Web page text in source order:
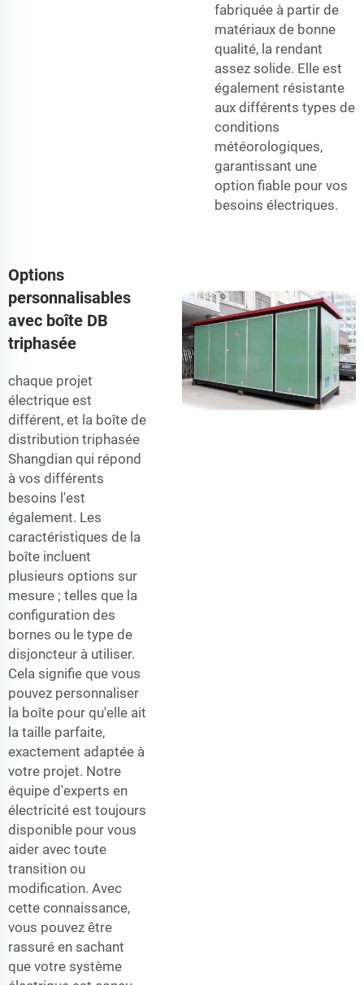
fabriquée à partir de
matériaux de bonne
qualité, la rendant
assez solide. Elle est
également résistante
aux différents types de
conditions
météorologiques,
garantissant une
option fiable pour vos
besoins électriques.
Options
personnalisables
avec boîte DB
triphasée
chaque projet
électrique est
différent, et la boîte de
distribution triphasée
Shangdian qui répond
à vos différents
besoins l'est
également. Les
caractéristiques de la
boîte incluent
plusieurs options sur
mesure ; telles que la
configuration des
bornes ou le type de
disjoncteur à utiliser.
Cela signifie que vous
pouvez personnaliser
la boîte pour qu'elle ait
la taille parfaite,
exactement adaptée à
votre projet. Notre
équipe d'experts en
électricité est toujours
disponible pour vous
aider avec toute
transition ou
modification. Avec
cette connaissance,
vous pouvez être
rassuré en sachant
que votre système